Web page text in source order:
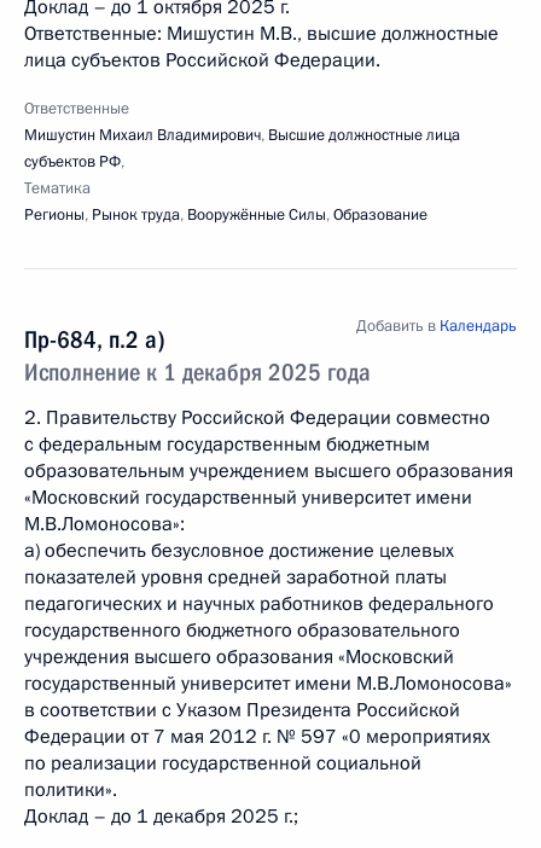
Доклад – до 1 октября 2025 г.
Ответственные: Мишустин М.В., высшие должностные
лица субъектов Российской Федерации.
Ответственные
Мишустин Михаил Владимирович, Высшие должностные лица
субъектов РФ,
Тематика
Регионы, Рынок труда, Вооружённые Силы,Образование
Пр-684, п.2 а)
Исполнение к 1 декабря 2025 года
Добавить в Календарь
2. Правительству Российской Федерации совместно
с федеральным государственным бюджетным
образовательным учреждением высшего образования
«Московский государственный университет имени
М.В.Ломоносова»:
а) обеспечить безусловное достижение целевых
показателей уровня средней заработной платы
педагогических и научных работников федерального
государственного бюджетного образовательного
учреждения высшего образования «Московский
государственный университет имени М.В.Ломоносова»
в соответствии с Указом Президента Российской
Федерации от 7 мая 2012 г. № 597 «0 мероприятиях
по реализации государственной социальной
политики».
Доклад – до 1 декабря 2025 г.;